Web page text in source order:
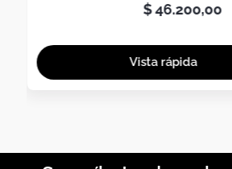
$46.200,00